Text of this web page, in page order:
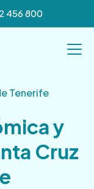
456 800
Tenerife
y
Cruz